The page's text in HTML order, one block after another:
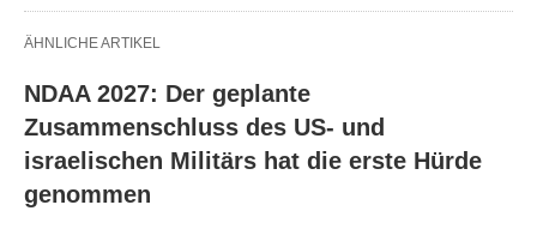
ÄHNLICHE ARTIKEL
NDAA 2027: Der geplante
Zusammenschluss des US- und
israelischen Militärs hat die erste Hürde
genommen